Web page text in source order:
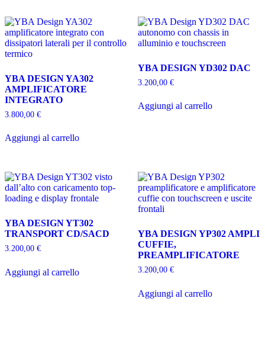
YBA DESIGN YA302
AMPLIFICATORE
INTEGRATO
3.800,00 €
Aggiungi al carrello
YBA DESIGN YD302 DAC
3.200,00 €
Aggiungi al carrello
YBA DESIGN YT302
TRANSPORT CD/SACD
3.200,00 €
Aggiungi al carrello
YBA DESIGN YP302 AMPLI
CUFFIE,
PREAMPLIFICATORE
3.200,00 €
Aggiungi al carrello